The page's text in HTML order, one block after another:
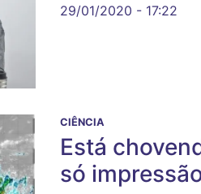
29/01/2020 - 17:22
CIÊNCIA
Está
só